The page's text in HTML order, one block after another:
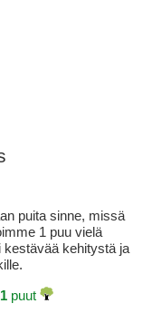
puita sinne, missä
1 puu vielä
kehitystä ja
puut